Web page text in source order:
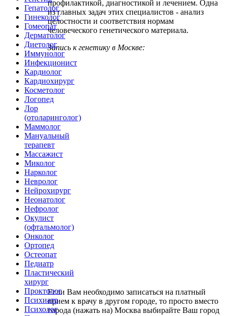
профилактикой, диагностикой и лечением. Одна
из главных задач этих специалистов - анализ
целостности и соответствия нормам
человеческого генетического материала.
Запись к генетику в Москве:
Если Вам необходимо записаться на платный
прием к врачу в другом городе, то просто вместо
города (нажать на) Москва выбирайте Ваш город
Гепатолог
Гинеколог
Гомеопат
Дерматолог
Диетолог
Иммунолог
Инфекционист
Кардиолог
Кардиохирург
Косметолог
Логопед
Лор
(отоларинголог)
Маммолог
Мануальный
терапевт
Массажист
Миколог
Нарколог
Невролог
Нейрохирург
Неонатолог
Нефролог
Окулист
(офтальмолог)
Онколог
Ортопед
Остеопат
Педиатр
Пластический
хирург
Проктолог
Психиатр
Психолог